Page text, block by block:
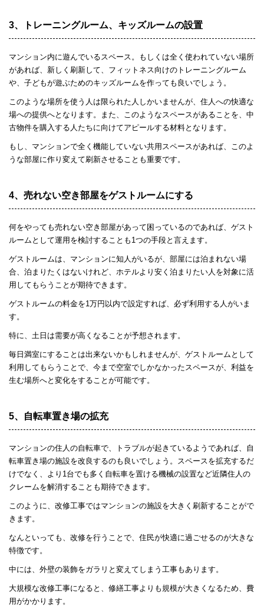
3、トレーニングルーム、キッズルームの設置
マンション内に遊んでいるスペース。もしくは全く使われていない場所
があれば、新しく刷新して、フィットネス向けのトレーニングルーム
や、子どもが遊ぶためのキッズルームを作っても良いでしょう。
このような場所を使う人は限られた人しかいませんが、住人への快適な
場への提供へとなります。また、このようなスペースがあることを、中
古物件を購入する人たちに向けてアピールする材料となります。
もし、マンションで全く機能していない共用スペースがあれば、このよ
うな部屋に作り変えて刷新させることも重要です。
4、売れない空き部屋をゲストルームにする
何をやっても売れない空き部屋があって困っているのであれば、ゲスト
ルームとして運用を検討することも1つの手段と言えます。
ゲストルームは、マンションに知人がいるが、部屋には泊まれない場
合、泊まりたくはないけれど、ホテルより安く泊まりたい人を対象に活
用してもらうことが期待できます。
ゲストルームの料金を1万円以内で設定すれば、必ず利用する人がいま
す。
特に、土日は需要が高くなることが予想されます。
毎日満室にすることは出来ないかもしれませんが、ゲストルームとして
利用してもらうことで、今まで空室でしかなかったスペースが、利益を
生む場所へと変化をすることが可能です。
5、自転車置き場の拡充
マンションの住人の自転車で、トラブルが起きているようであれば、自
転車置き場の施設を改良するのも良いでしょう。スペースを拡充するだ
けでなく、より1台でも多く自転車を置ける機械の設置など近隣住人の
クレームを解消することも期待できます。
このように、改修工事ではマンションの施設を大きく刷新することがで
きます。
なんといっても、改修を行うことで、住民が快適に過ごせるのが大きな
特徴です。
中には、外壁の装飾をガラリと変えてしまう工事もあります。
大規模な改修工事になると、修繕工事よりも規模が大きくなるため、費
用がかかります。